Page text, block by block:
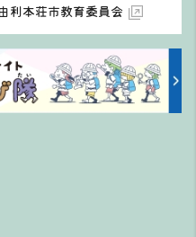
利本荘市教育委員会